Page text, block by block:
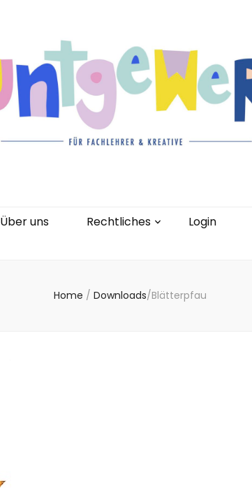
Über uns Rechtliches Login
Home / Downloads/Blätterpfau